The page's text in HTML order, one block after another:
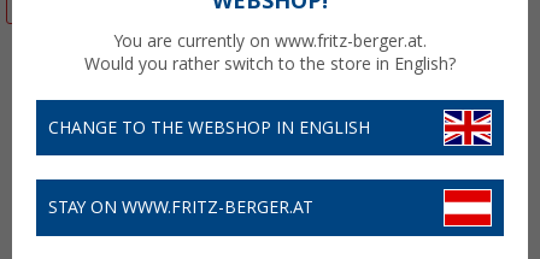
You are currently on www.fritz-berger.at.
Would you rather switch to the store in English?
CHANGE TO THE WEBSHOP IN ENGLISH
STAY ON WWW.FRITZ-BERGER.AT